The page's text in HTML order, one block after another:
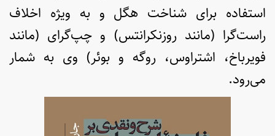
استفاده برای شناخت هگل و به ویژه اخلاف
راست‌گرا (مانند روزنکرانتس) و چپ‌گرای (مانند
فویرباخ، اشتراوس، روگه و بوئر) وی به شمار
می‌رود.